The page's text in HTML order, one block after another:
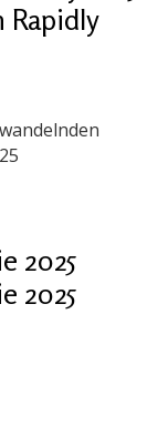
Rapidly
2025
2025